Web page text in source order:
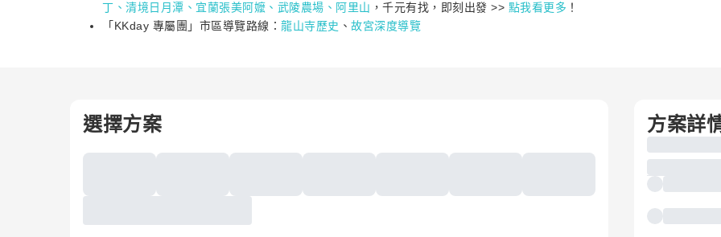
丁 、 清境日月潭、 宜蘭張美阿嬤、 武陵農場、 阿里山 ，千元有找，即刻出發 >> 點我看更多 ！
「KKday 專屬團」市區導覽路線： 龍山寺歷史 、 故宮深度導覽
選擇方案 方案詳